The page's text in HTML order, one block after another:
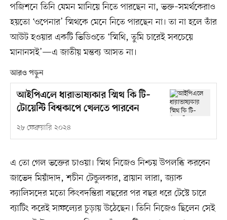
পজিশনে তিনি যেমন মানিয়ে নিতে পারছেন না, ভক্ত–সমর্থকেরাও
হয়তো ‘ওপেনার’ স্মিথকে মেনে নিতে পারছেন না। তা না হলে তাঁর
আউট হওয়ার একটি ভিডিওতে ‘স্মিথি, তুমি চারেই সবচেয়ে
মানানসই’—এ জাতীয় মন্তব্য আসত না।
আরও পড়ুন
আইপিএলে ধারাভাষ্যকার স্মিথ কি টি–
টোয়েন্টি বিশ্বকাপে খেলতে পারবেন
২৮ ফেব্রুয়ারি ২০২৪
এ তো গেল ভক্তের চাওয়া। স্মিথ নিজেও নিশ্চয় উপলব্ধি করবেন
জাভেদ মিয়াঁদাদ, শচীন টেন্ডুলকার, ব্রায়ান লারা, জ্যাক
ক্যালিসদের মতো কিংবদন্তিরা বছরের পর বছর ধরে টেস্টে চারে
ব্যাটিং করেই সাফল্যের চূড়ায় উঠেছেন। তিনি নিজেও ছিলেন সেই